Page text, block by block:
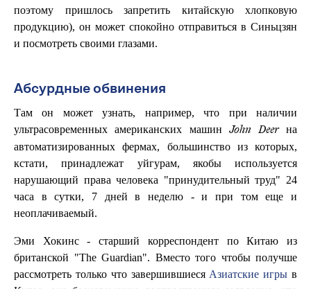
поэтому пришлось запретить китайскую хлопковую
продукцию), он может спокойно отправиться в Синьцзян
и посмотреть своими глазами.
Абсурдные обвинения
Там он может узнать, например, что при наличии
ультрасовременных американских машинJohn Deerна
автоматизированных фермах, большинство из которых,
кстати, принадлежат уйгурам, якобы используется
нарушающий права человека "принудительный труд" 24
часа в сутки, 7 дней в неделю - и при том еще и
неоплачиваемый.
Эми Хокинс - старший корреспондент по Китаю из
британской "The Guardian". Вместо того чтобы получше
рассмотреть только что завершившиеся Азиатские игры в